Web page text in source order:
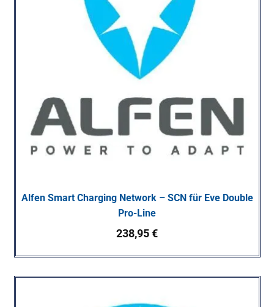
Alfen Smart Charging Network – SCN für Eve Double
Pro-Line
238,95€